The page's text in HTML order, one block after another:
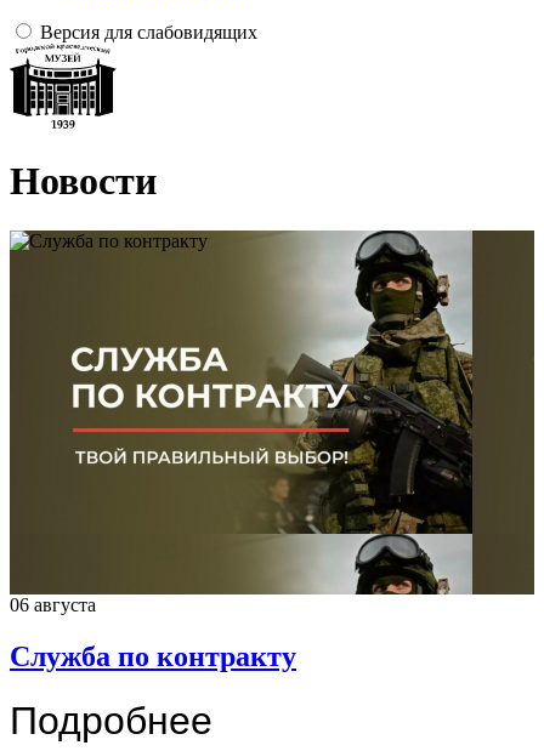
Версия для слабовидящих
Новости
06 августа
Служба по контракту
Подробнее